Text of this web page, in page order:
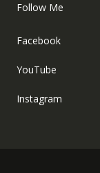
Follow Me
Facebook
YouTube
Instagram